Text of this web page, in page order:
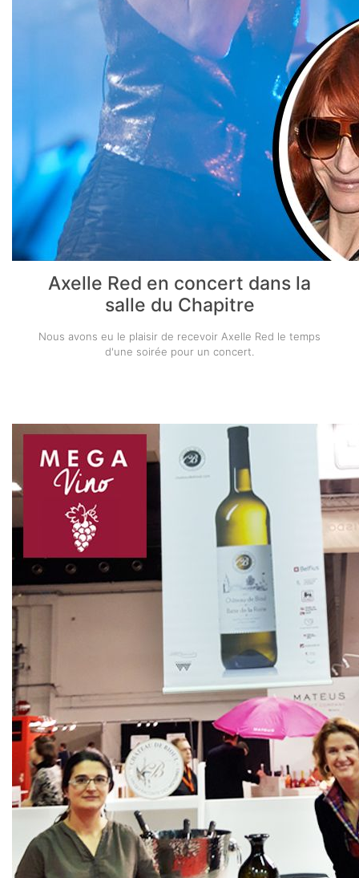
Axelle Red en concert dans la
salle du Chapitre
Nous avons eu le plaisir de recevoir Axelle Red le temps
d'une soirée pour un concert.